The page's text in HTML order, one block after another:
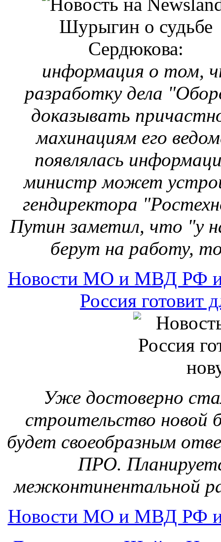
информация о том,
разработку дела
доказывать
махинациям его
появлялась
министр может
гендиректора
Путин заметил, что "у
берут на работу,
Новости МО и МВД РФ
Россия
Уже достоверно
строительство новой
будет своеобразным
ПРО.
межконтинентальной
Новости МО и МВД РФ